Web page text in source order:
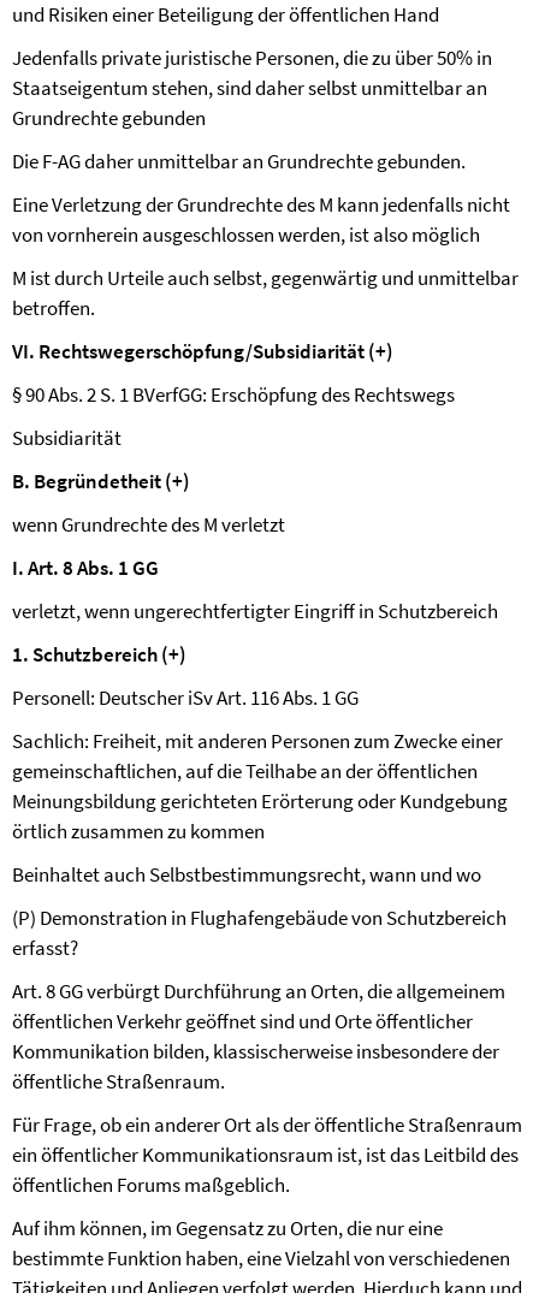
und Risiken einer Beteiligung der öffentlichen Hand
Jedenfalls private juristische Personen, die zu über 50% in
Staatseigentum stehen, sind daher selbst unmittelbar an
Grundrechte gebunden
Die F-AG daher unmittelbar an Grundrechte gebunden.
Eine Verletzung der Grundrechte des M kann jedenfalls nicht
von vornherein ausgeschlossen werden, ist also möglich
M ist durch Urteile auch selbst, gegenwärtig und unmittelbar
betroffen.
VI. Rechtswegerschöpfung/Subsidiarität (+)
§ 90 Abs. 2 S. 1 BVerfGG: Erschöpfung des Rechtswegs
Subsidiarität
B. Begründetheit (+)
wenn Grundrechte des M verletzt
I.Art. 8 Abs. 1 GG
verletzt, wenn ungerechtfertigter Eingriff in Schutzbereich
1. Schutzbereich (+)
Personell: Deutscher iSv Art. 116 Abs. 1 GG
Sachlich: Freiheit, mit anderen Personen zum Zwecke einer
gemeinschaftlichen, auf die Teilhabe an der öffentlichen
Meinungsbildung gerichteten Erörterung oder Kundgebung
örtlich zusammen zu kommen
Beinhaltet auch Selbstbestimmungsrecht, wann und wo
(P) Demonstration in Flughafengebäude von Schutzbereich
erfasst?
Art. 8 GG verbürgt Durchführung an Orten, die allgemeinem
öffentlichen Verkehr geöffnet sind und Orte öffentlicher
Kommunikation bilden, klassischerweise insbesondere der
öffentliche Straßenraum.
Für Frage, ob ein anderer Ort als der öffentliche Straßenraum
ein öffentlicher Kommunikationsraum ist, ist das Leitbild des
öffentlichen Forums maßgeblich.
Auf ihm können, im Gegensatz zu Orten, die nur eine
bestimmte Funktion haben, eine Vielzahl von verschiedenen